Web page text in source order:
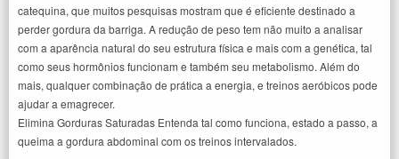
catequina, que muitos pesquisas mostram que é eficiente destinado a
perder gordura da barriga. A redução de peso tem não muito a analisar
com a aparência natural do seu estrutura física e mais com a genética, tal
como seus hormônios funcionam e também seu metabolismo. Além do
mais, qualquer combinação de prática a energia, e treinos aeróbicos pode
ajudar a emagrecer.
Elimina Gorduras Saturadas Entenda tal como funciona, estado a passo, a
queima a gordura abdominal com os treinos intervalados.